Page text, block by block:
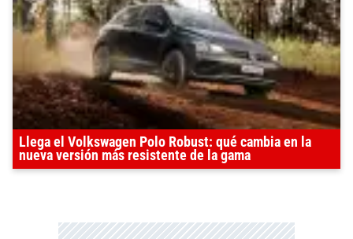
Llega el Volkswagen Polo Robust: qué cambia en la
nueva versión más resistente de la gama